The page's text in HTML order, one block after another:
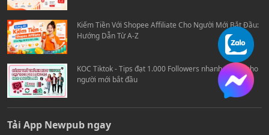
Kiếm Tiền Với Shopee Affiliate Cho Người Mới Bắt Đầu:
Hướng Dẫn Từ A-Z
KOC Tiktok - Tips đạt 1.000 Followers nhanh chóng cho
người mới bắt đầu
Tải App Newpub ngay